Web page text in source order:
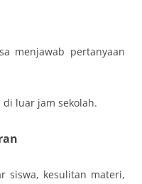
menjawab pertanyaan
luar jam sekolah.
siswa, kesulitan materi,